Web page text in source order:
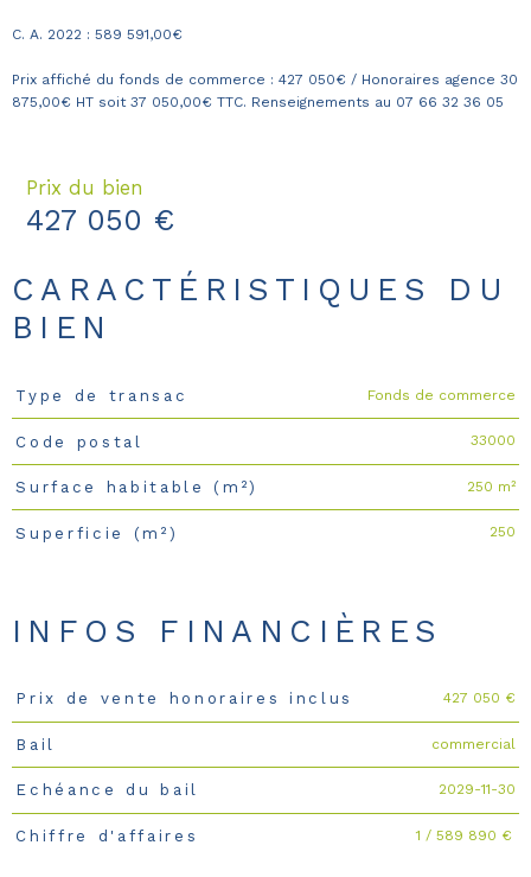
C. A. 2022 : 589 591,00€
Prix affiché du fonds de commerce : 427 050€ / Honoraires agence 30
875,00€ HT soit 37 050,00€ TTC. Renseignements au 07 66 32 36 05
Prix du bien
427 050 €
CARACTÉRISTIQUES DU
BIEN
Caractéristiques Valeurs
Type de transac Fonds de commerce
Code postal 33000
Surface habitable (m²) 250 m²
Superficie (m²) 250
INFOS FINANCIÈRES
Caractéristiques Valeurs
Prix de vente honoraires inclus 427 050 €
Bail commercial
Echéance du bail 2029-11-30
Chiffre d'affaires 1 / 589 890 €